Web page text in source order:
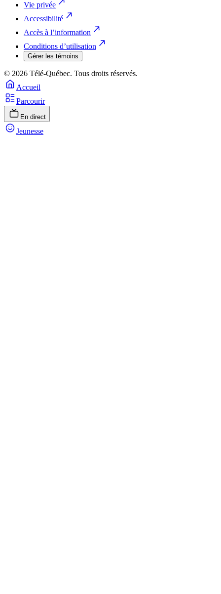
Vie privée
Accessibilité
Accès à l’information
Conditions d’utilisation
Gérer les témoins
© 2026 Télé-Québec. Tous droits réservés.
Accueil
Parcourir
En direct
Jeunesse